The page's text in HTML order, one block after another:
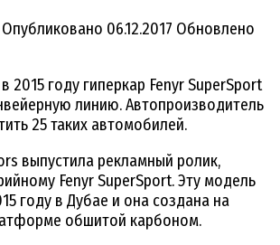
Опубликовано 06.12.2017 Обновлено
2015 году гиперкар Fenyr SuperSport
линию. Автопроизводитель
25 таких автомобилей.
выпустила рекламный ролик,
Fenyr SuperSport. Эту модель
году в Дубае и она создана на
обшитой карбоном.